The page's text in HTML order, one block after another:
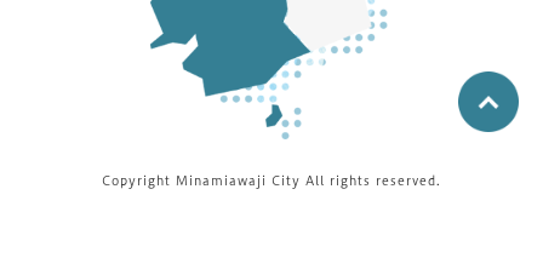
Copyright Minamiawaji City All rights reserved.